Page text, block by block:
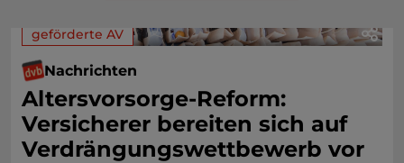
geförderte AV
Nachrichten
Altersvorsorge-Reform:
Versicherer bereiten sich auf
Verdrängungswettbewerb vor